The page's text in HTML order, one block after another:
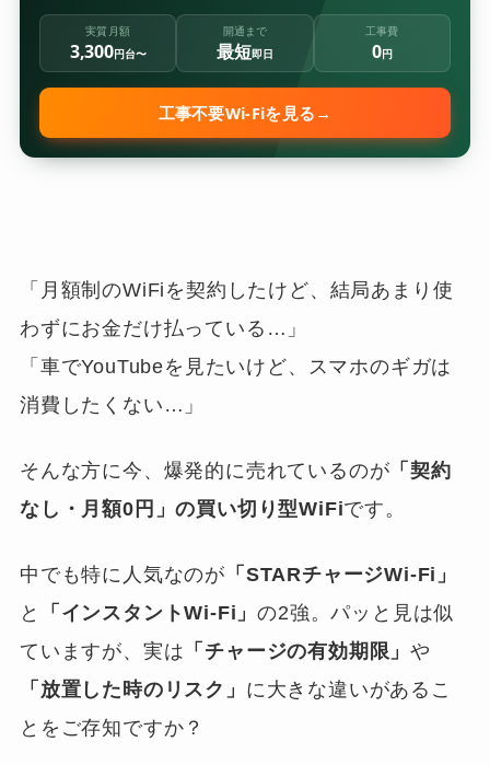
実質月額
3,300円台〜
開通まで
最短即日
工事費
0円
工事不要Wi-Fiを見る →
「月額制のWiFiを契約したけど、結局あまり使
わずにお金だけ払っている…」
「車でYouTubeを見たいけど、スマホのギガは
消費したくない…」
そんな方に今、爆発的に売れているのが 「契約
なし・月額0円」の買い切り型WiFiです。
中でも特に人気なのが 「STARチャージWi-Fi」
と
「インスタントWi-Fi」の2強。パッと見は似
ていますが、実は 「チャージの有効期限」や
「放置した時のリスク」 に大きな違いがあるこ
とをご存知ですか？